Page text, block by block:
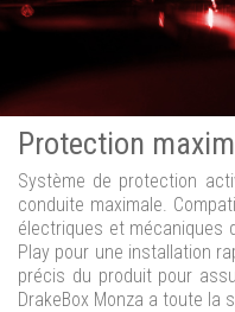
Protection
Système de protection
conduite maximale.
électriques et mécaniques
Play pour une installation
précis du produit pour
DrakeBox Monza a toute la